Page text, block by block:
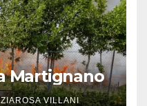
Martignano
VILLANI